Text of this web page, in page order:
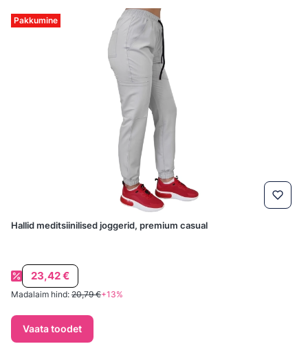
Pakkumine
Hallid meditsiinilised joggerid, premium casual
Soodushind
23,42 €
Madalaim hind: 20,79 €+13%
Vaata toodet